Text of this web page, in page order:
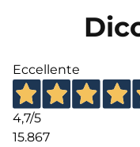
Eccellente
4,7/5
15.867